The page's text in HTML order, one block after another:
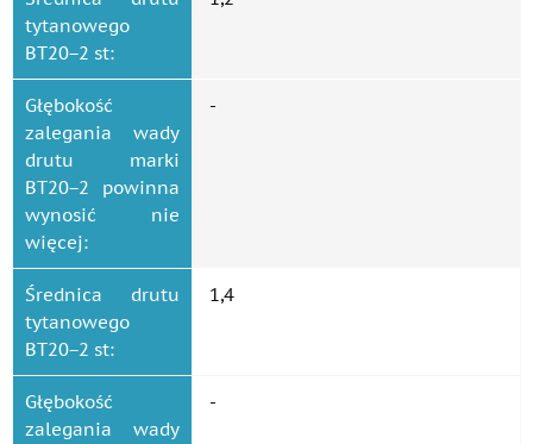
tytanowego
ВТ20−2 st:
Głębokość
zalegania wady
drutu marki
ВТ20−2 powinna
wynosić nie
więcej:
-
Średnica drutu
tytanowego
ВТ20−2 st:
1,4
Głębokość
zalegania wady
-